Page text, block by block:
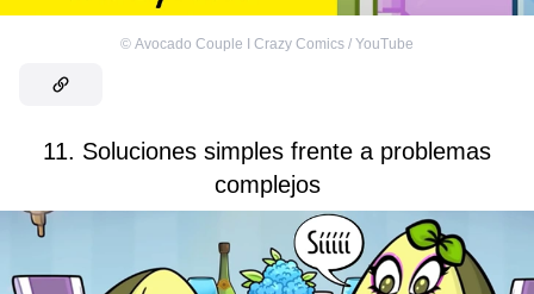
© Avocado Couple I Crazy Comics / YouTube
11. Soluciones simples frente a problemas
complejos